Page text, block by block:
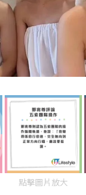
點擊圖片放大